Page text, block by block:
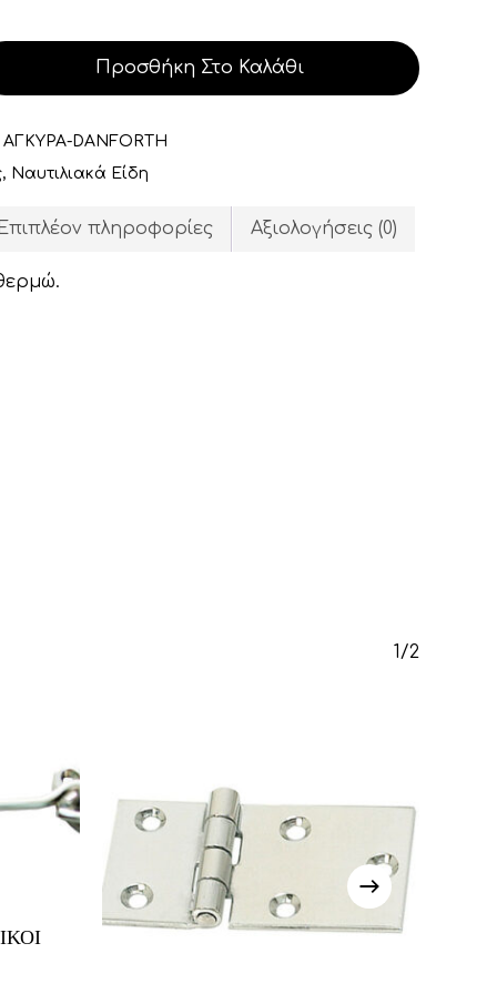
Προσθήκη Στο Καλάθι
ΑΓΚΥΡΑ-DANFORTH
, Ναυτιλιακά Είδη
Επιπλέον πληροφορίες Αξιολογήσεις (0)
1/2